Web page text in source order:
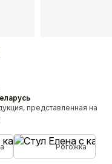
представленная на
Рогожка